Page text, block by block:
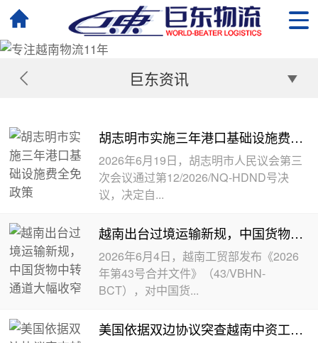
巨东资讯
胡志明市实施三年港口基础设施费全免政策
2026年6月19日，胡志明市人民议会第三
次会议通过第12/2026/NQ-HDND号决
议，决定自...
越南出台过境运输新规，中国货物中转通道大幅收窄
2026年6月4日，越南工贸部发布《2026
年第43号合并文件》（43/VBHN-
BCT），对中国货...
美国依据双边协议突查越南中资工厂，三项301关税叠加施压越南出口